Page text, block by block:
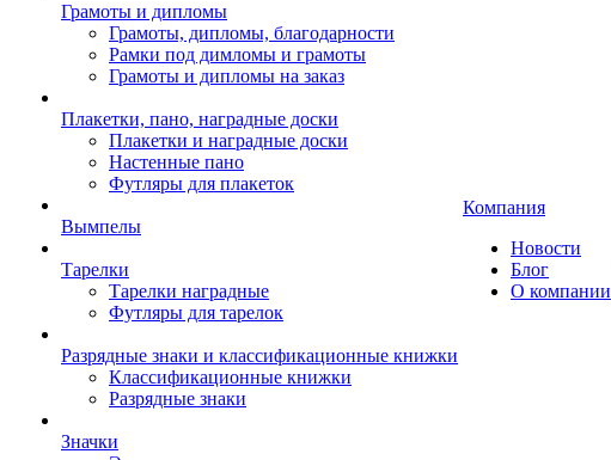
Грамоты и дипломы
Грамоты, дипломы, благодарности
Рамки под димломы и грамоты
Грамоты и дипломы на заказ
Плакетки, пано, наградные доски
Плакетки и наградные доски
Настенные пано
Футляры для плакеток
Вымпелы
Тарелки
Тарелки наградные
Футляры для тарелок
Разрядные знаки и классификационные книжки
Классификационные книжки
Разрядные знаки
Значки
Компания
Новости
Блог
О компании